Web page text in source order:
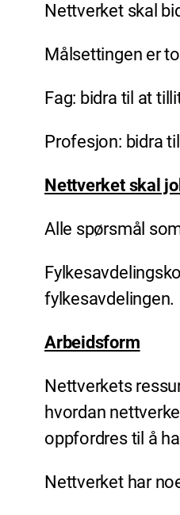
Nettverket skal
Målsettingen er
Fag: bidra til at
Profesjon: bidra
Nettverket skal
Alle spørsmål
fylkesavdelingen.
Arbeidsform
Nettverkets
hvordan
oppfordres til å
Nettverket har